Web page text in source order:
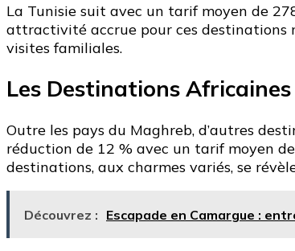
La Tunisie suit avec un tarif moyen de
attractivité accrue pour ces destinations
visites familiales.
Les Destinations Africaines
Outre les pays du Maghreb, d’autres
réduction de 12 % avec un tarif moyen
destinations, aux charmes variés, se
Découvrez : Escapade en Camargue :